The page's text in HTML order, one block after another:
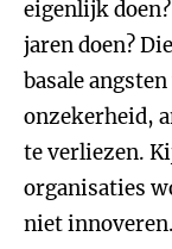
eigenlijk
jaren doen?
basale
onzekerheid,
te verliezen.
organisaties
niet